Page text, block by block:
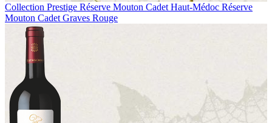
Collection Prestige Réserve Mouton Cadet Haut-Médoc Réserve
Mouton Cadet Graves Rouge